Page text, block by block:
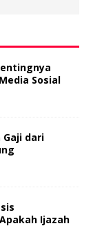
Sosial
Gaji dari
Ijazah